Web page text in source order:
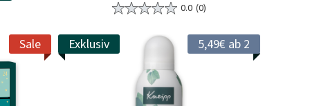
0.0 (0)
Sale 5,49€ ab 2
Exklusiv